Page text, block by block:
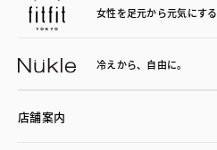
女性を足元から元気にする
冷えから、 自由に。
店舗案内